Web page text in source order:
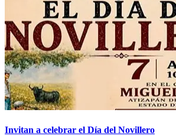
Invitan a celebrar el Día del Novillero